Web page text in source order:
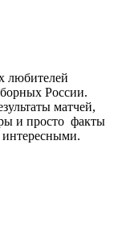
любителей
России.
матчей,
и просто факты